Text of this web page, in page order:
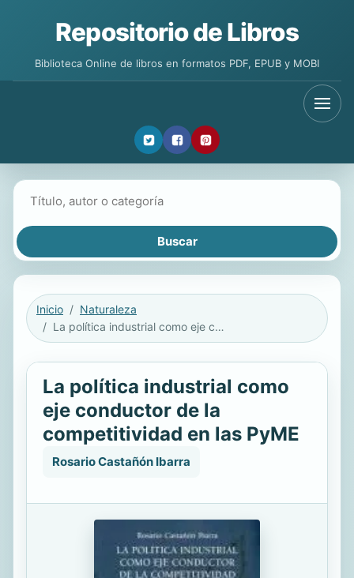
Repositorio de Libros
Biblioteca Online de libros en formatos PDF, EPUB y MOBI
Inicio
Naturaleza
La política industrial como eje conductor de la competitividad en las PyME
La política industrial como
eje conductor de la
competitividad en las PyME
Rosario Castañón Ibarra